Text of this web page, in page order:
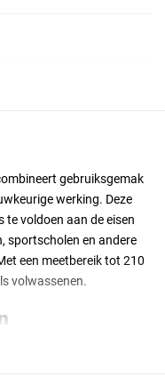
gebruiksgemak
werking. Deze
te voldoen aan de eisen
sportscholen en andere
een meetbereik tot 210
volwassenen.
ontwerp is de